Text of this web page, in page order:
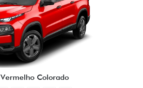
Vermelho Colorado